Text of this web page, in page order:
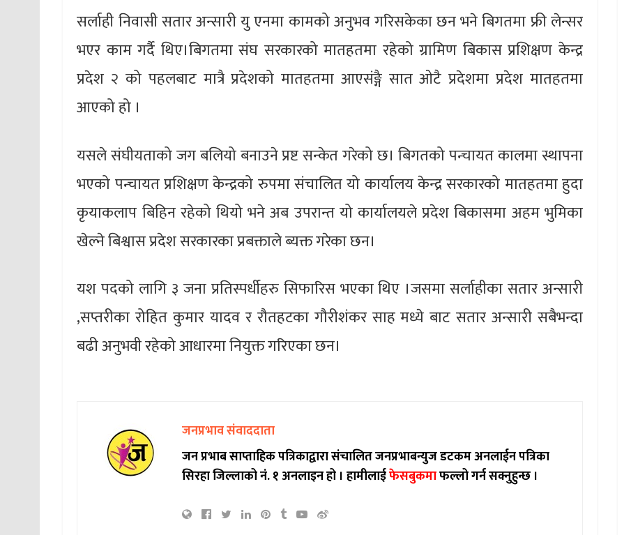
सर्लाही निवासी सतार अन्सारी यु एनमा कामको अनुभव गरिसकेका छन भने बिगतमा फ्री लेन्सर
भएर काम गर्दै थिए।बिगतमा संघ सरकारको मातहतमा रहेको ग्रामिण बिकास प्रशिक्षण केन्द्र
प्रदेश २ को पहलबाट मात्रै प्रदेशको मातहतमा आएसंङ्गै सात ओटै प्रदेशमा प्रदेश मातहतमा
आएको हो ।
यसले संघीयताको जग बलियो बनाउने प्रष्ट सन्केत गरेको छ। बिगतको पन्चायत कालमा स्थापना
भएको पन्चायत प्रशिक्षण केन्द्रको रुपमा संचालित यो कार्यालय केन्द्र सरकारको मातहतमा हुदा
कृयाकलाप बिहिन रहेको थियो भने अब उपरान्त यो कार्यालयले प्रदेश बिकासमा अहम भुमिका
खेल्ने बिश्वास प्रदेश सरकारका प्रबक्ताले ब्यक्त गरेका छन।
यश पदको लागि ३ जना प्रतिस्पर्धीहरु सिफारिस भएका थिए ।जसमा सर्लाहीका सतार अन्सारी
,सप्तरीका रोहित कुमार यादव र रौतहटका गौरीशंकर साह मध्ये बाट सतार अन्सारी सबैभन्दा
बढी अनुभवी रहेको आधारमा नियुक्त गरिएका छन।
जनप्रभाव संवाददाता
जन प्रभाब साप्ताहिक पत्रिकाद्वारा संचालित जनप्रभाबन्युज डटकम अनलाईन पत्रिका
सिरहा जिल्लाको नं. १ अनलाइन हो ।हामीलाईफेसबुकमाफल्लो गर्न सक्नुहुन्छ ।